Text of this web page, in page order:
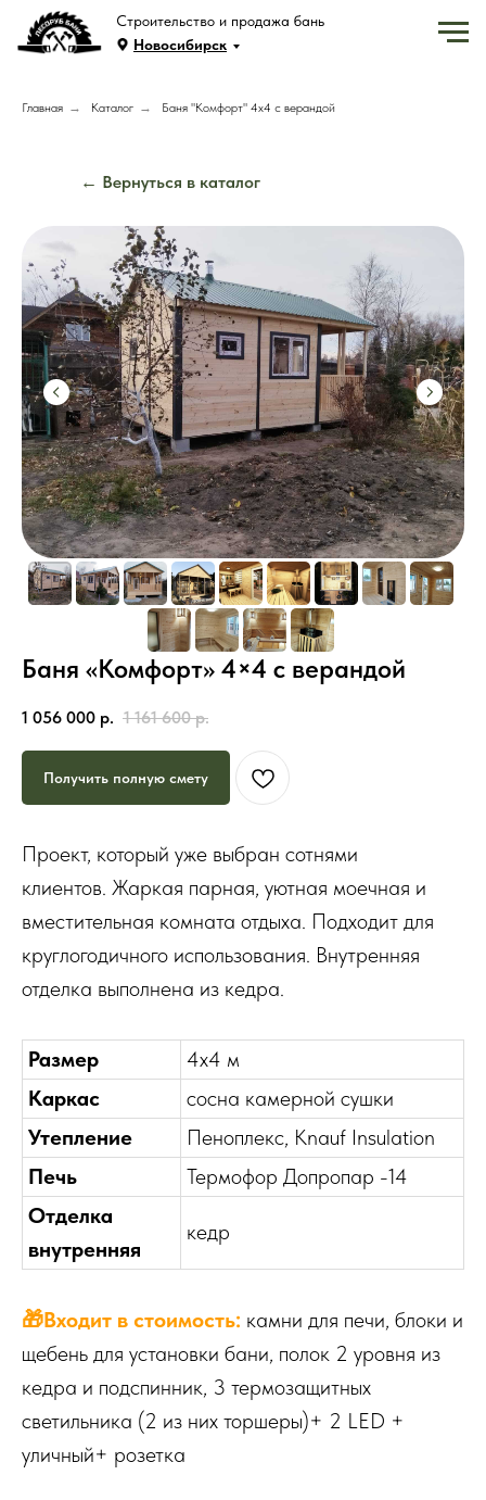
Строительство и продажа бань
Новосибирск
Главная → Каталог → Баня "Комфорт" 4х4 с верандой
← Вернуться в каталог
Баня «Комфорт» 4×4 с верандой
1 056 000 р. 1 161 600 р.
Получить полную смету
Проект, который уже выбран сотнями
клиентов. Жаркая парная, уютная моечная и
вместительная комната отдыха. Подходит для
круглогодичного использования. Внутренняя
отделка выполнена из кедра.
Размер
4х4 м
Каркас
сосна камерной сушки
Утепление
Пеноплекс, Knauf Insulation
Печь
Термофор Допропар -14
Отделка
внутренняя
кедр
🎁Входит в стоимость: камни для печи, блоки и
щебень для установки бани, полок 2 уровня из
кедра и подспинник, 3 термозащитных
светильника (2 из них торшеры)+ 2 LED +
уличный+ розетка